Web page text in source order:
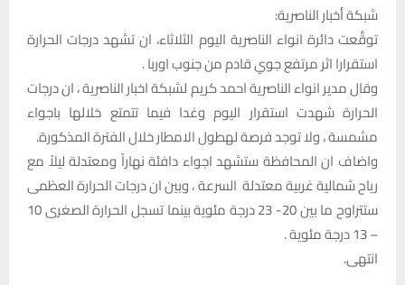
شبكة أخبار الناصرية:
توقَّعت دائرة انواء الناصرية اليوم الثلاثاء، ان تشهد درجات الحرارة
استقرارا اثر مرتفع جوي قادم من جنوب اوربا .
وقال مدير انواء الناصرية احمد كريم لشبكة اخبار الناصرية ، ان درجات
الحرارة شهدت استقرار اليوم وغدا فيما تتمتع خلالها باجواء
مشمسة ، ولا توجد فرصة لهطول الامطار خلال الفترة المذكورة.
واضاف ان المحافظة ستشهد اجواء دافئة نهاراً ومعتدلة ليلاً مع
رياح شمالية غربية معتدلة السرعة ، وبين ان درجات الحرارة العظمى
ستتراوح ما بين 20- 23 درجة مئوية بينما تسجل الحرارة الصغرى 10
– 13 درجة مئوية .
انتهى.